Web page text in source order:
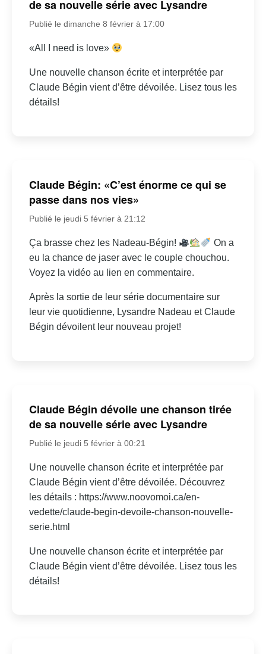
de sa nouvelle série avec Lysandre
Publié le dimanche 8 février à 17:00
«All I need is love»
Une nouvelle chanson écrite et interprétée par
Claude Bégin vient d’être dévoilée. Lisez tous les
détails!
Claude Bégin: «C’est énorme ce qui se
passe dans nos vies»
Publié le jeudi 5 février à 21:12
Ça brasse chez les Nadeau-Bégin!
On a
eu la chance de jaser avec le couple chouchou.
Voyez la vidéo au lien en commentaire.
Après la sortie de leur série documentaire sur
leur vie quotidienne, Lysandre Nadeau et Claude
Bégin dévoilent leur nouveau projet!
Claude Bégin dévoile une chanson tirée
de sa nouvelle série avec Lysandre
Publié le jeudi 5 février à 00:21
Une nouvelle chanson écrite et interprétée par
Claude Bégin vient d’être dévoilée. Découvrez
les détails : https://www.noovomoi.ca/en-
vedette/claude-begin-devoile-chanson-nouvelle-
serie.html
Une nouvelle chanson écrite et interprétée par
Claude Bégin vient d’être dévoilée. Lisez tous les
détails!